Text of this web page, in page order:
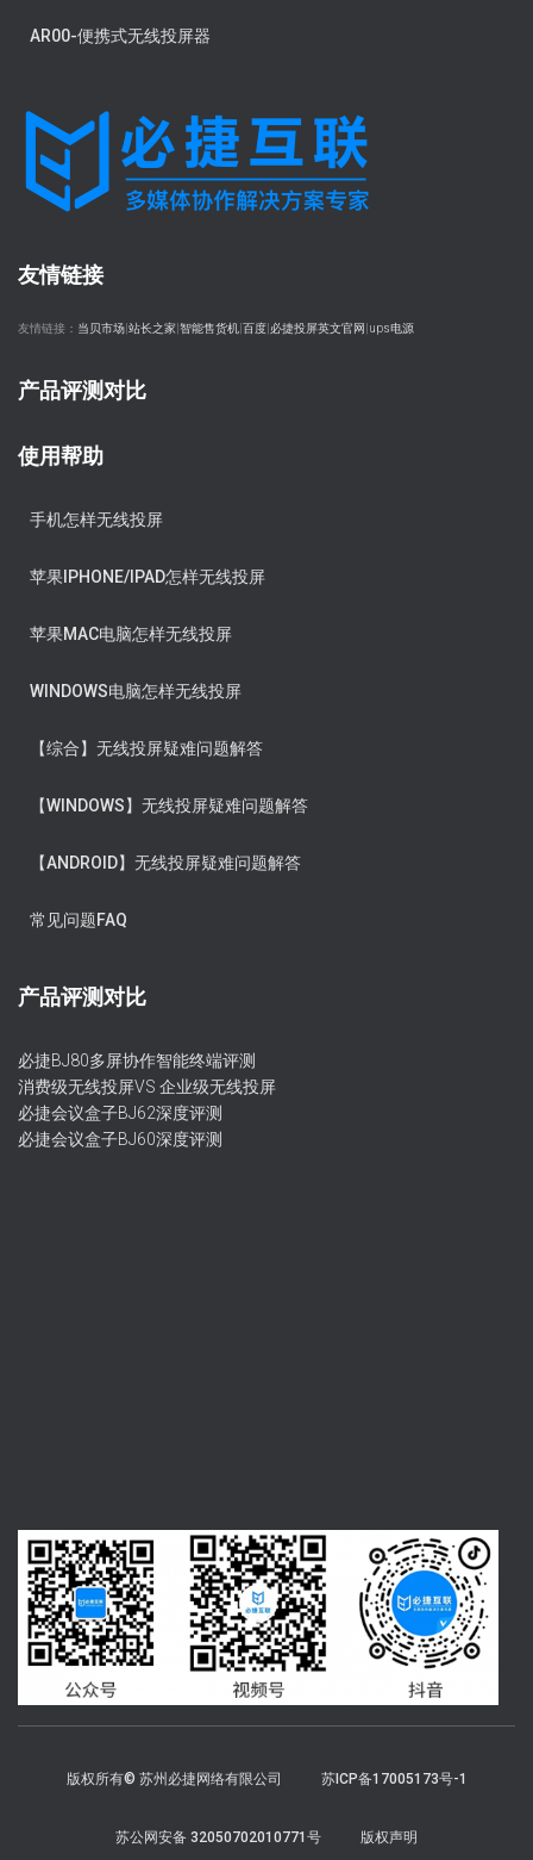
AR00-便携式无线投屏器
友情链接
友情链接： 当贝市场 站长之家 智能售货机 百度 必捷投屏英文官网 ups电源
产品评测对比
使用帮助
手机怎样无线投屏
苹果IPHONE/IPAD怎样无线投屏
苹果MAC电脑怎样无线投屏
WINDOWS电脑怎样无线投屏
【综合】无线投屏疑难问题解答
【WINDOWS】无线投屏疑难问题解答
【ANDROID】无线投屏疑难问题解答
常见问题FAQ
产品评测对比
必捷BJ80多屏协作智能终端评测
消费级无线投屏VS 企业级无线投屏
必捷会议盒子BJ62深度评测
必捷会议盒子BJ60深度评测
版权所有© 苏州必捷网络有限公司 苏ICP备17005173号-1
苏公网安备 32050702010771号 版权声明